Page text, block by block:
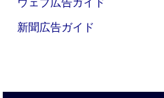
ウェブ広告ガイド
新聞広告ガイド